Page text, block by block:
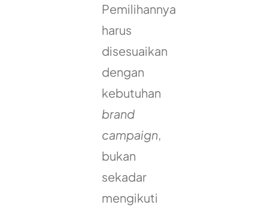
Pemilihannya
harus
disesuaikan
dengan
kebutuhan
brand
campaign,
bukan
sekadar
mengikuti